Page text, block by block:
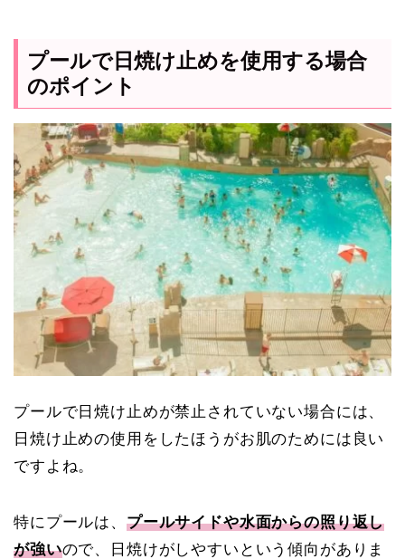
プールで日焼け止めを使用する場合
のポイント
プールで日焼け止めが禁止されていない場合には、
日焼け止めの使用をしたほうがお肌のためには良い
ですよね。
特にプールは、 プールサイドや水面からの照り返し
が強いので、日焼けがしやすいという傾向がありま